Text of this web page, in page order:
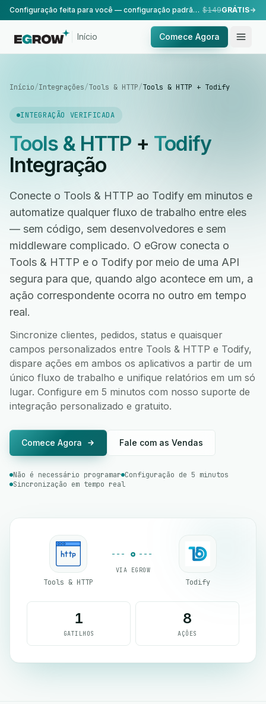
Configuração feita para você — configuração padrão, realizada pela nossa equipe. $149GRÁTIS
Início Comece Agora
Início/Integrações/Tools & HTTP/Tools & HTTP + Todify
INTEGRAÇÃO VERIFICADA
Tools & HTTP+ Todify
Integração
Conecte o Tools & HTTP ao Todify em minutos e
automatize qualquer fluxo de trabalho entre eles
— sem código, sem desenvolvedores e sem
middleware complicado. O eGrow conecta o
Tools & HTTP e o Todify por meio de uma API
segura para que, quando algo acontece em um, a
ação correspondente ocorra no outro em tempo
real.
Sincronize clientes, pedidos, status e quaisquer
campos personalizados entre Tools & HTTP e Todify,
dispare ações em ambos os aplicativos a partir de um
único fluxo de trabalho e unifique relatórios em um só
lugar. Configure em 5 minutos com nosso suporte de
integração personalizado e gratuito.
Comece Agora Fale com as Vendas
Não é necessário programar Configuração de 5 minutos
Sincronização em tempo real
Tools & HTTP
VIA EGROW
Todify
1
GATILHOS
8
AÇÕES